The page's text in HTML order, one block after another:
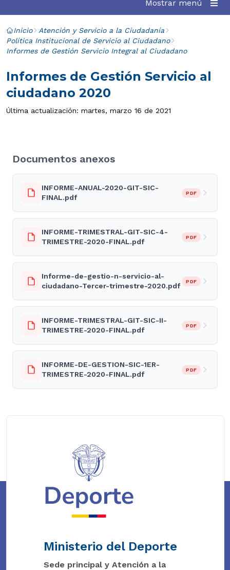
Mostrar menú
Inicio
Atención y Servicio a la Ciudadanía
Política Institucional de Servicio al Ciudadano
Informes de Gestión Servicio Integral al Ciudadano
Informes de Gestión Servicio al
ciudadano 2020
Última actualización: martes, marzo 16 de 2021
Documentos anexos
INFORME-ANUAL-2020-GIT-SIC-
FINAL.pdf
PDF
INFORME-TRIMESTRAL-GIT-SIC-4-
TRIMESTRE-2020-FINAL.pdf
PDF
Informe-de-gestio-n-servicio-al-
ciudadano-Tercer-trimestre-2020.pdf
PDF
INFORME-TRIMESTRAL-GIT-SIC-II-
TRIMESTRE-2020-FINAL.pdf
PDF
INFORME-DE-GESTION-SIC-1ER-
TRIMESTRE-2020-FINAL.pdf
PDF
Ministerio del Deporte
Sede principal y Atención a la